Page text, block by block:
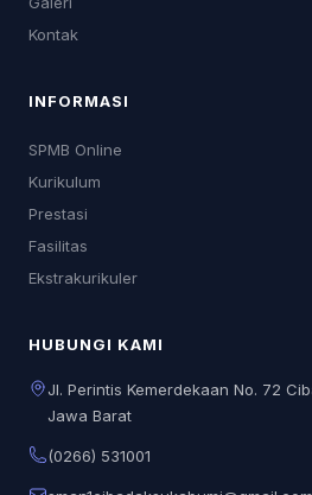
Kontak
INFORMASI
SPMB Online
Kurikulum
Prestasi
Fasilitas
Ekstrakurikuler
HUBUNGI KAMI
Jl. Perintis Kemerdekaan No. 72
Jawa Barat
(0266) 531001